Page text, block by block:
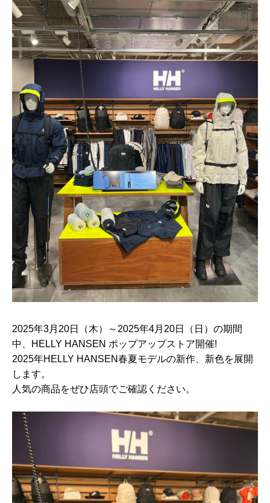
2025年3月20日（木）～2025年4月20日（日）の期間
中、HELLY HANSEN ポップアップストア開催!
2025年HELLY HANSEN春夏モデルの新作、新色を展開
します。
人気の商品をぜひ店頭でご確認ください。